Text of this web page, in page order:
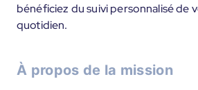
bénéficiez du suivi personnalisé de
quotidien.
À propos de la mission